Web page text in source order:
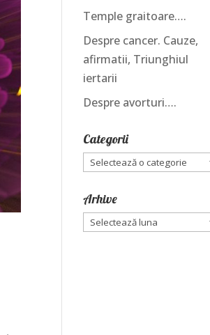
Temple graitoare….
Despre cancer. Cauze,
afirmatii, Triunghiul
iertarii
Despre avorturi….
Categorii
Categorii
Arhive
Arhive